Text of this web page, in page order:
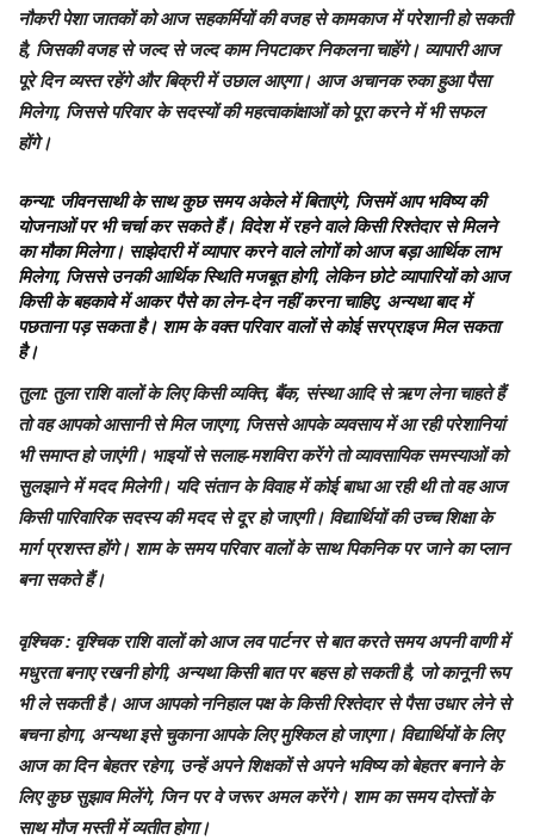
नौकरी पेशा जातकों को आज सहकर्मियों की वजह से कामकाज में परेशानी हो सकती
है, जिसकी वजह से जल्द से जल्द काम निपटाकर निकलना चाहेंगे। व्यापारी आज
पूरे दिन व्यस्त रहेंगे और बिक्री में उछाल आएगा। आज अचानक रुका हुआ पैसा
मिलेगा, जिससे परिवार के सदस्यों की महत्वाकांक्षाओं को पूरा करने में भी सफल
होंगे।
कन्या: जीवनसाथी के साथ कुछ समय अकेले में बिताएंगे, जिसमें आप भविष्य की
योजनाओं पर भी चर्चा कर सकते हैं। विदेश में रहने वाले किसी रिश्तेदार से मिलने
का मौका मिलेगा। साझेदारी में व्यापार करने वाले लोगों को आज बड़ा आर्थिक लाभ
मिलेगा, जिससे उनकी आर्थिक स्थिति मजबूत होगी, लेकिन छोटे व्यापारियों को आज
किसी के बहकावे में आकर पैसे का लेन-देन नहीं करना चाहिए, अन्यथा बाद में
पछताना पड़ सकता है। शाम के वक्त परिवार वालों से कोई सरप्राइज मिल सकता
है।
तुला: तुला राशि वालों के लिए किसी व्यक्ति, बैंक, संस्था आदि से ऋण लेना चाहते हैं
तो वह आपको आसानी से मिल जाएगा, जिससे आपके व्यवसाय में आ रही परेशानियां
भी समाप्त हो जाएंगी। भाइयों से सलाह-मशविरा करेंगे तो व्यावसायिक समस्याओं को
सुलझाने में मदद मिलेगी। यदि संतान के विवाह में कोई बाधा आ रही थी तो वह आज
किसी पारिवारिक सदस्य की मदद से दूर हो जाएगी। विद्यार्थियों की उच्च शिक्षा के
मार्ग प्रशस्त होंगे। शाम के समय परिवार वालों के साथ पिकनिक पर जाने का प्लान
बना सकते हैं।
वृश्चिक: वृश्चिक राशि वालों को आज लव पार्टनर से बात करते समय अपनी वाणी में
मधुरता बनाए रखनी होगी, अन्यथा किसी बात पर बहस हो सकती है, जो कानूनी रूप
भी ले सकती है। आज आपको ननिहाल पक्ष के किसी रिश्तेदार से पैसा उधार लेने से
बचना होगा, अन्यथा इसे चुकाना आपके लिए मुश्किल हो जाएगा। विद्यार्थियों के लिए
आज का दिन बेहतर रहेगा, उन्हें अपने शिक्षकों से अपने भविष्य को बेहतर बनाने के
लिए कुछ सुझाव मिलेंगे, जिन पर वे जरूर अमल करेंगे। शाम का समय दोस्तों के
साथ मौज मस्ती में व्यतीत होगा।